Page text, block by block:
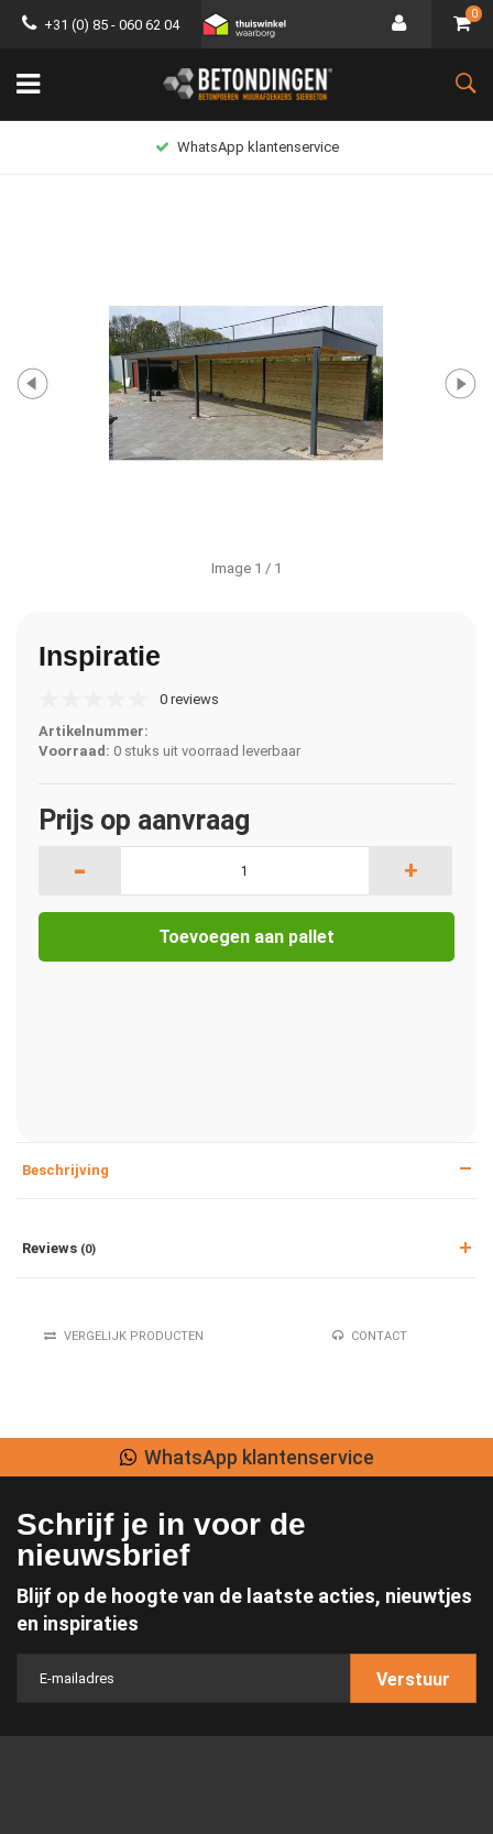
+31 (0) 85 - 060 62 04
0
WhatsApp klantenservice
Image 1 / 1
Inspiratie
0 reviews
Artikelnummer:
Voorraad: 0 stuks uit voorraad leverbaar
Prijs op aanvraag
- +
Toevoegen aan pallet
Beschrijving
Reviews (0)
VERGELIJK PRODUCTEN CONTACT
WhatsApp klantenservice
Schrijf je in voor de
nieuwsbrief
Blijf op de hoogte van de laatste acties, nieuwtjes
en inspiraties
Verstuur